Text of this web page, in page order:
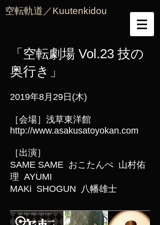
空転軌道／Kuutenkidou
「空転劇場 Vol.23 技の
奥行き」
2019年8月29日(木)
［会場］浅草東洋館
http://www.asakusatoyokan.com
［出演］
SAME SAME おこたんぺ 山村佑
理 AYUMI
MAKi SHOGUN 八幡雄士